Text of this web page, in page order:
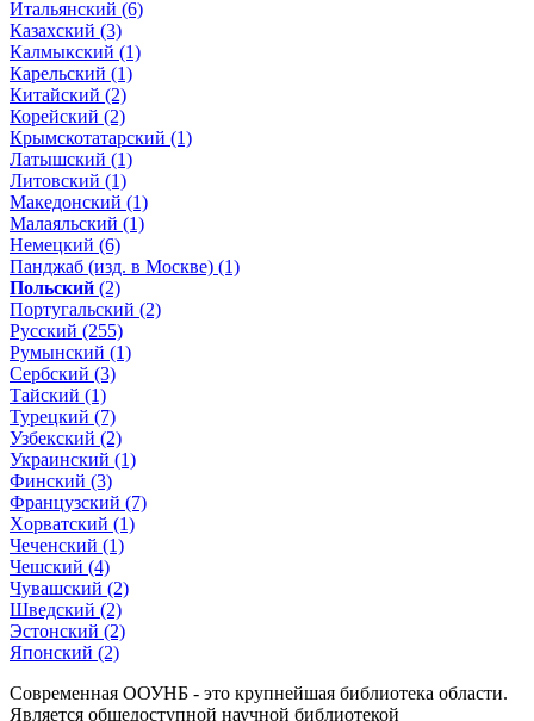
Итальянский (6)
Казахский (3)
Калмыкский (1)
Карельский (1)
Китайский (2)
Корейский (2)
Крымскотатарский (1)
Латышский (1)
Литовский (1)
Македонский (1)
Малаяльский (1)
Немецкий (6)
Панджаб (изд. в Москве) (1)
Польский (2)
Португальский (2)
Русский (255)
Румынский (1)
Сербский (3)
Тайский (1)
Турецкий (7)
Узбекский (2)
Украинский (1)
Финский (3)
Французский (7)
Xорватский (1)
Чеченский (1)
Чешский (4)
Чувашский (2)
Шведский (2)
Эстонский (2)
Японский (2)
Современная ООУНБ - это крупнейшая библиотека области.
Является общедоступной научной библиотекой